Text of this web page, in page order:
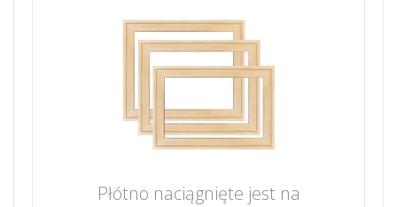
Płótno naciągnięte jest na